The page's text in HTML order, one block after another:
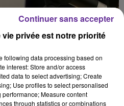
privée est notre priorité
following data processing based on
interest: Store and/or access
data to select advertising; Create
Use profiles to select personalised
Measure content
through statistics or combinations
Continuer sans accepter